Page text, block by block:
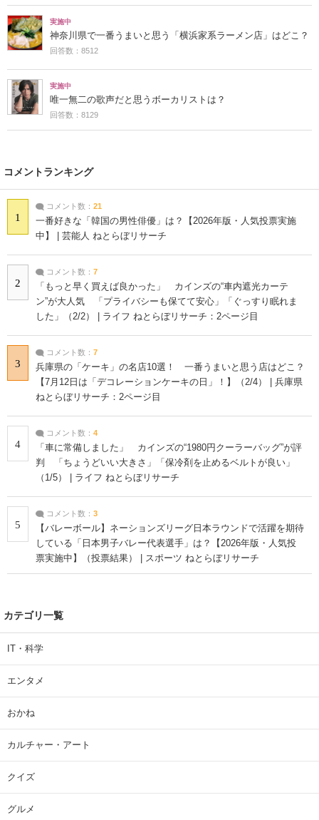
実施中
神奈川県で一番うまいと思う「横浜家系ラーメン店」はどこ？
回答数：8512
実施中
唯一無二の歌声だと思うボーカリストは？
回答数：8129
コメントランキング
1
コメント数： 21
一番好きな「韓国の男性俳優」は？【2026年版・人気投票実施
中】 | 芸能人 ねとらぼリサーチ
2
コメント数： 7
「もっと早く買えば良かった」 カインズの“車内遮光カーテ
ン”が大人気 「プライバシーも保てて安心」「ぐっすり眠れま
した」（2/2） | ライフ ねとらぼリサーチ：2ページ目
3
コメント数： 7
兵庫県の「ケーキ」の名店10選！ 一番うまいと思う店はどこ？
【7月12日は「デコレーションケーキの日」！】（2/4） | 兵庫県
ねとらぼリサーチ：2ページ目
4
コメント数： 4
「車に常備しました」 カインズの“1980円クーラーバッグ”が評
判 「ちょうどいい大きさ」「保冷剤を止めるベルトが良い」
（1/5） | ライフ ねとらぼリサーチ
5
コメント数： 3
【バレーボール】ネーションズリーグ日本ラウンドで活躍を期待
している「日本男子バレー代表選手」は？【2026年版・人気投
票実施中】（投票結果） | スポーツ ねとらぼリサーチ
カテゴリ一覧
IT・科学
エンタメ
おかね
カルチャー・アート
クイズ
グルメ